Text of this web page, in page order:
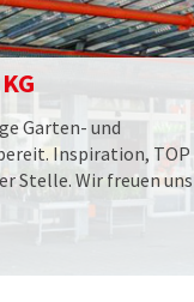
Garten- und
Inspiration, TOP
Stelle. Wir freuen uns